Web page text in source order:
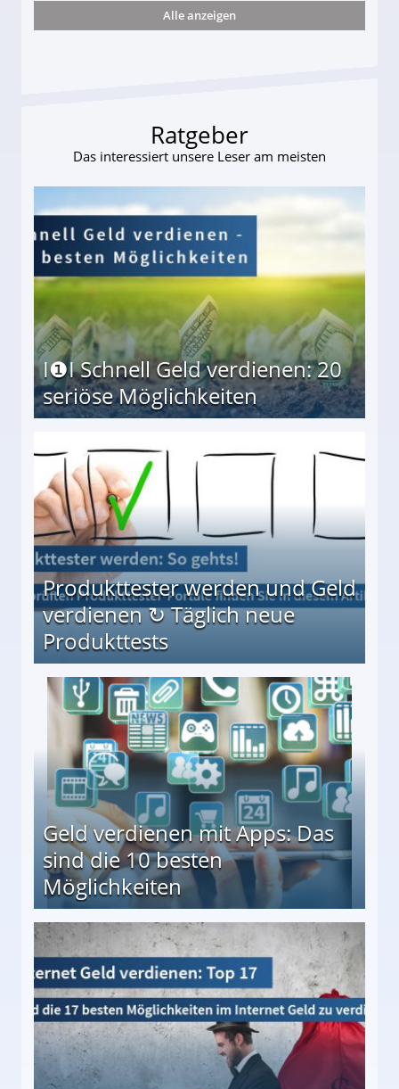
entführten seine Hündin "Hanni"!
Alle anzeigen
Ratgeber
Das interessiert unsere Leser am meisten
I❶I Schnell Geld verdienen: 20
seriöse Möglichkeiten
Produkttester werden und Geld
verdienen ↻ Täglich neue
Produkttests
↻ Täglich neue Produkttests
Geld verdienen mit Apps: Das
sind die 10 besten
Möglichkeiten
besten Möglichkeiten